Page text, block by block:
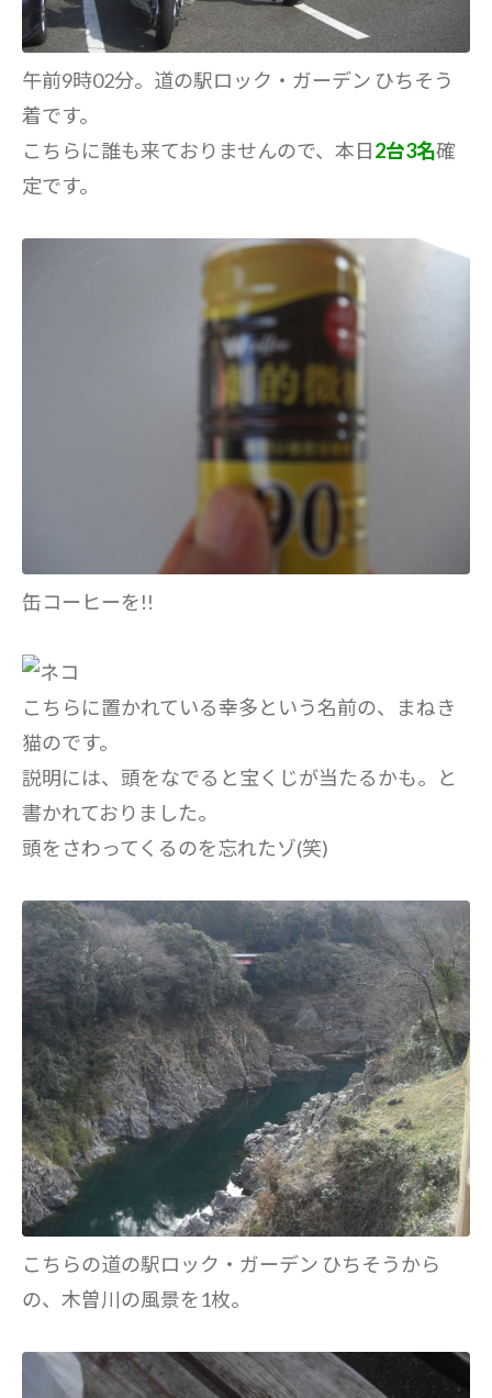
午前9時02分。道の駅ロック・ガーデン ひちそう
着です。
こちらに誰も来ておりませんので、本日2台3名確
定です。
缶コーヒーを!!
こちらに置かれている幸多という名前の、まねき
猫のです。
説明には、頭をなでると宝くじが当たるかも。と
書かれておりました。
頭をさわってくるのを忘れたゾ(笑)
こちらの道の駅ロック・ガーデン ひちそうから
の、木曽川の風景を1枚。